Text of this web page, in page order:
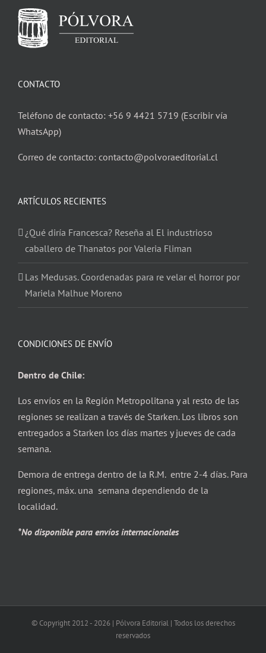
CONTACTO
Teléfono de contacto: +56 9 4421 5719 (Escribir vía
WhatsApp)
Correo de contacto: contacto@polvoraeditorial.cl
ARTÍCULOS RECIENTES
¿Qué diría Francesca? Reseña al El industrioso
caballero de Thanatos por Valeria Fliman
Las Medusas. Coordenadas para re velar el horror por
Mariela Malhue Moreno
CONDICIONES DE ENVÍO
Dentro de Chile:
Los envíos en la Región Metropolitana y al resto de las
regiones se realizan a través de Starken. Los libros son
entregados a Starken los días martes y jueves de cada
semana.
Demora de entrega dentro de la R.M. entre 2-4 días. Para
regiones, máx. una semana dependiendo de la
localidad.
*No disponible para envíos internacionales
© Copyright 2012 - 2026 | Pólvora Editorial | Todos los derechos
reservados